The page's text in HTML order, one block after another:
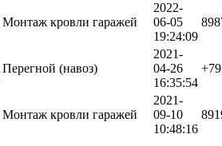
Монтаж кровли гаражей
2022-
06-05
19:24:09
Перегной (навоз)
2021-
04-26
16:35:54
Монтаж кровли гаражей
2021-
09-10
10:48:16